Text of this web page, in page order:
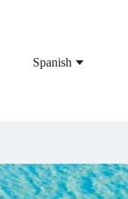
Spanish